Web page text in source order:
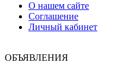
О нашем сайте
Соглашение
Личный кабинет
ОБЪЯВЛЕНИЯ